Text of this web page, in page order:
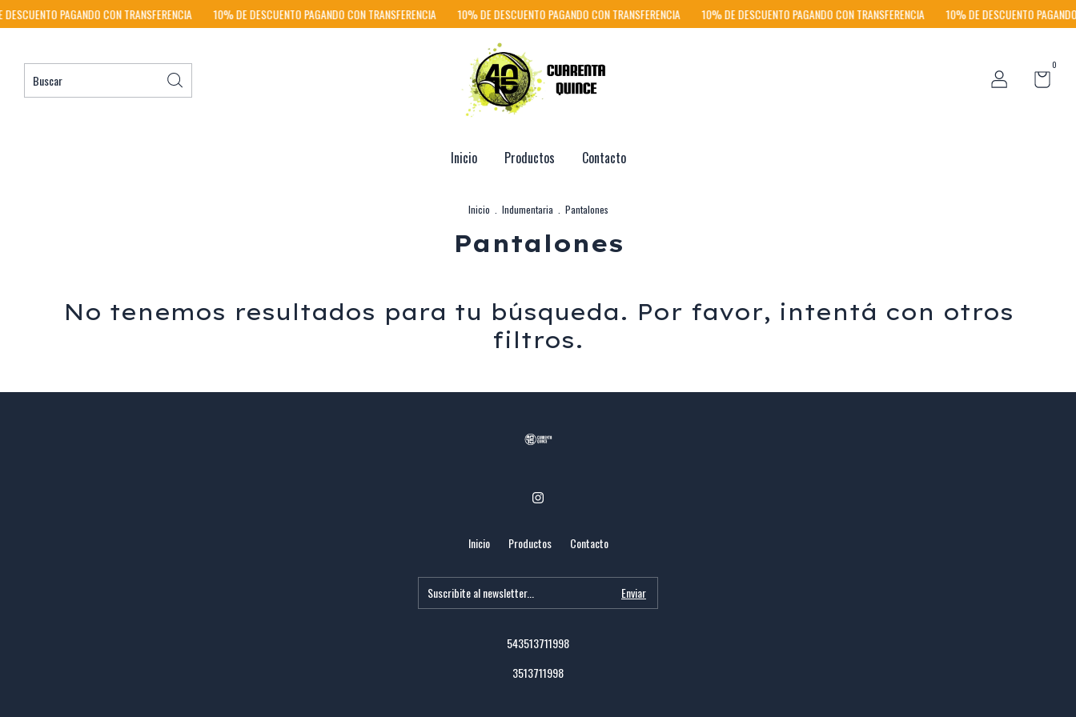
PAGANDO CON TRANSFERENCIA 10% DE DESCUENTO PAGANDO CON TRANSFERENCIA 10% DE DESCUENTO PAGANDO CON TRANSFERENCIA 10% DE DESCUENTO PAGANDO CON TRANSFERENCIA 10% DE DESCUENTO
0
Inicio Productos Contacto
Inicio Indumentaria Pantalones
Pantalones
No tenemos resultados para tu búsqueda. Por favor, intentá con otros
filtros.
Inicio Productos Contacto
543513711998
3513711998